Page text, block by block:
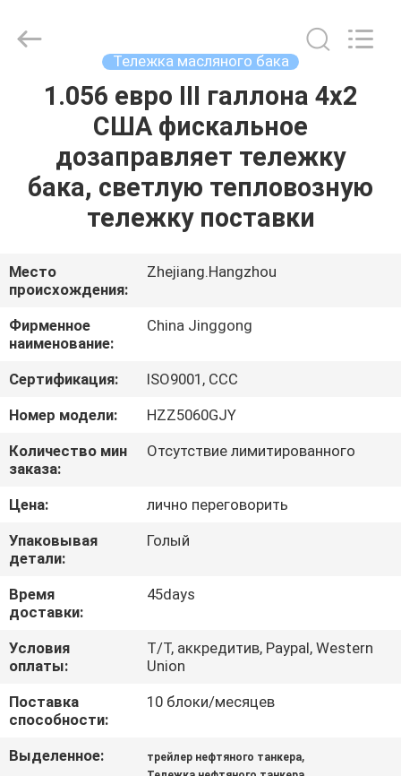
ДОМ
ПРОДУКТЫ
ПУТЕШЕСТВИЕ
ФАБРИКИ
ПРОВЕРКА
КАЧЕСТВА
СВЯЖИТЕСЬ
МЫ
НОВОСТИ
СПРОСИТЕ
ЦИТАТУ
КАРТА
PURPOSE
VEHICLE
Тележка масляного бака
1.056 евро III галлона 4x2
США фискальное
дозаправляет тележку
бака, светлую тепловозную
тележку поставки
Место
происхождения:
Zhejiang.Hangzhou
Фирменное
наименование:
China Jinggong
Сертификация:
ISO9001, CCC
Номер модели:
HZZ5060GJY
Количество мин
заказа:
Отсутствие лимитированного
Цена:
лично переговорить
Упаковывая
детали:
Голый
Время
доставки:
45days
Условия
оплаты:
T/T, аккредитив, Paypal, Western
Union
Поставка
способности:
10 блоки/месяцев
Выделенное: трейлер нефтяного танкера,